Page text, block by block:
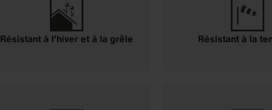
Résistant à l'hiver et à la grêle Résistant à la